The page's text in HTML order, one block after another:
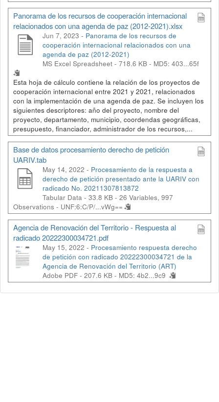
Panorama de los recursos de cooperación internacional
relacionados con una agenda de paz (2012-2021).xlsx
Jun 7, 2023 - Panorama de los recursos de
cooperación internacional relacionados con una
agenda de paz (2012-2021)
MS Excel Spreadsheet - 718.6 KB - MD5: 403...65f
Esta hoja de cálculo contiene la relación de los proyectos de
cooperación internacional entre 2021 y 2021, relacionados
con la implementación de una agenda de paz. Se incluyen los
siguientes descriptores: año del proyecto, nombre del
proyecto, departamento, municipio, coordendas geográficas,
presupuesto, financiador, administrador de los recursos,...
Base de datos procesamiento derecho de petición
UARIV.tab
May 14, 2022 - Procesamiento de la respuesta a
derecho de petición presentado ante la UARIV con
radicado No. 20211307813872
Tabular Data - 33.8 KB - 26 Variables, 997
Observations - UNF:6:C/P/...vWg==
Agencia de Renovación del Territorio - Respuesta al
radicado 20222300034721.pdf
May 15, 2022 - Procesamiento respuesta derecho
de petición con radicado 20222300034721 de la
Agencia de Renovación del Territorio (ART)
Adobe PDF - 207.6 KB - MD5: 4b2...9c9